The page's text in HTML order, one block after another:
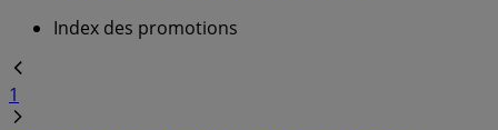
Index des promotions
1